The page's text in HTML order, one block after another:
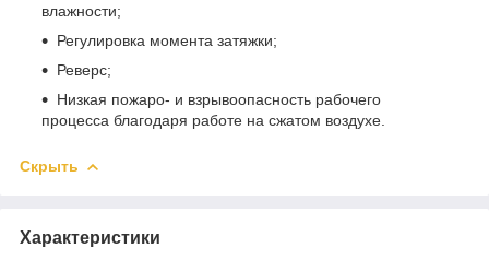
влажности;
Регулировка момента затяжки;
Реверс;
Низкая пожаро- и взрывоопасность рабочего
процесса благодаря работе на сжатом воздухе.
Скрыть
Характеристики